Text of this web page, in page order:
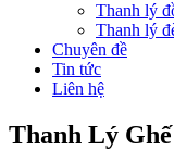
Thanh lý
Thanh lý
Chuyên đề
Tin tức
Liên hệ
Thanh Lý